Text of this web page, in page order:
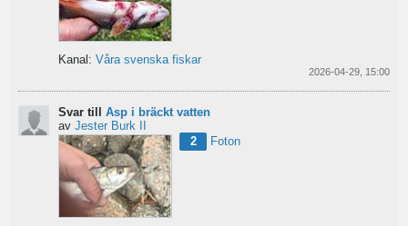
Kanal: Våra svenska fiskar
2026-04-29, 15:00
Svar till Asp i bräckt vatten
av Jester Burk II
2
Foton